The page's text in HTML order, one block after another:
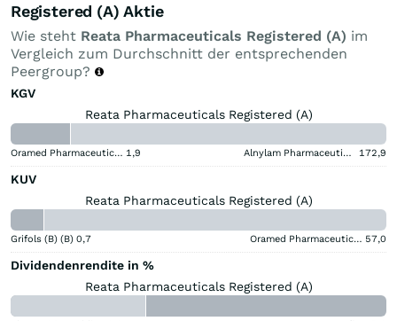
Registered (A) Aktie
Wie steht Reata Pharmaceuticals Registered (A) im
Vergleich zum Durchschnitt der entsprechenden
Peergroup?
KGV
Reata Pharmaceuticals Registered (A)
Oramed Pharmaceuticals 1,9 Alnylam Pharmaceuticals 172,9
KUV
Reata Pharmaceuticals Registered (A)
Grifols (B) (B) 0,7 Oramed Pharmaceuticals 57,0
Dividendenrendite in %
Reata Pharmaceuticals Registered (A)